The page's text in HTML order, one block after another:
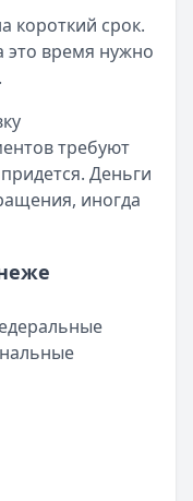
с iPhone: что
iPhone
где
ускоряет
от Bigmani
короткий срок.
это время нужно
требуют
Деньги
иногда